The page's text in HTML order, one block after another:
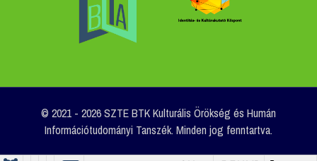
© 2021 - 2026 SZTE BTK Kulturális Örökség és Humán
Információtudományi Tanszék. Minden jog fenntartva.